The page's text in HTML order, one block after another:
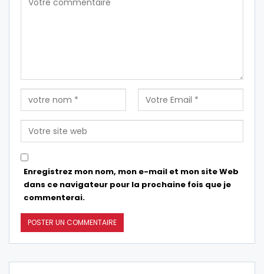
Enregistrez mon nom, mon e-mail et mon site Web
dans ce navigateur pour la prochaine fois que je
commenterai.